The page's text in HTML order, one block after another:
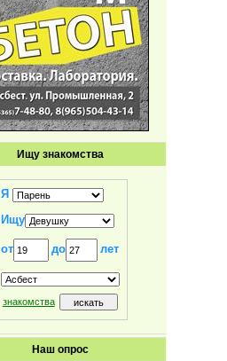
Ищу знакомства
Я
Ищу
от до лет
знакомства
Наш опрос